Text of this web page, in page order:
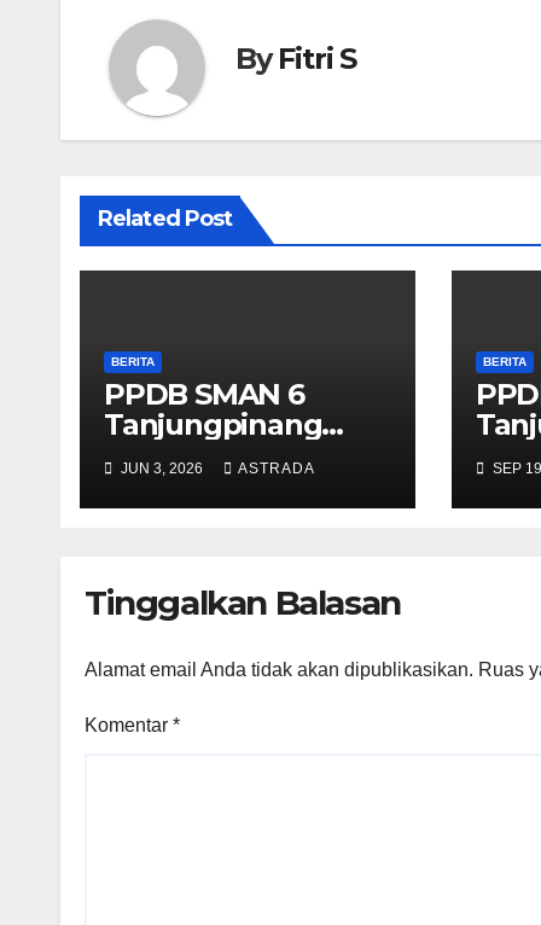
ByFitri S
Related Post
BERITA
PPDB SMAN 6
Tanjungpinang
2026/2027
JUN 3, 2026 ASTRADA
BERITA
SEP
Tinggalkan Balasan
Alamat email Anda tidak akan dipublikasikan. Ruas
Komentar *